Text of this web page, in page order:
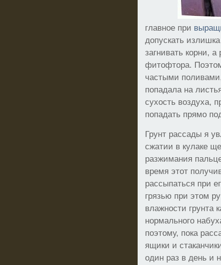
главное при
допускать
загнивать корни,
фитофтора.
частыми
попадала на
сухость воздуха,
попадать прямо
Грунт рассады я
сжатии в кулаке
разжимания
время этот
рассыпаться при
грязью при этом
влажности грунта
нормального
поэтому, пока
ящики и
один раз в день и